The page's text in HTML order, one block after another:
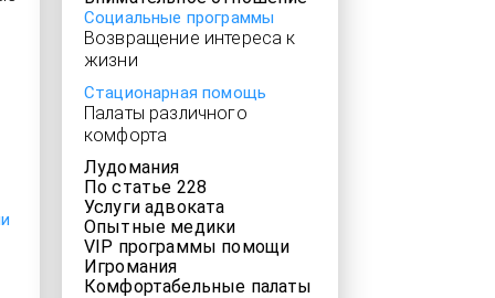
Социальные программы
Возвращение интереса к
жизни
Стационарная помощь
Палаты различного
комфорта
Лудомания
По статье 228
Услуги адвоката
Опытные медики
VIP программы помощи
Игромания
Комфортабельные палаты